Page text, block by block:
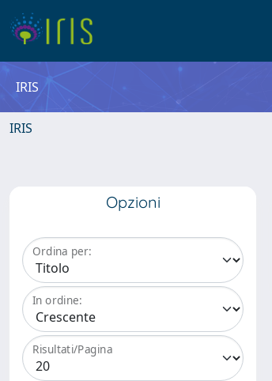
IRIS
IRIS
Opzioni
Ordina per:
In ordine:
Risultati/Pagina